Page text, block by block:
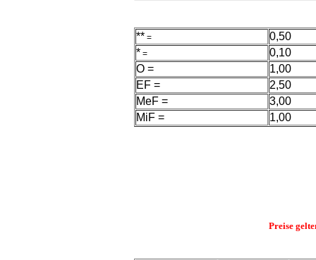
** =
0,50
* =
0,10
O =
1,00
EF =
2,50
MeF =
3,00
MiF =
1,00
Preise